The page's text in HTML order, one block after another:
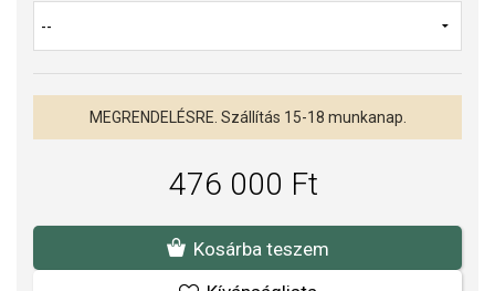
MEGRENDELÉSRE. Szállítás 15-18 munkanap.
476 000 Ft
Kosárba teszem